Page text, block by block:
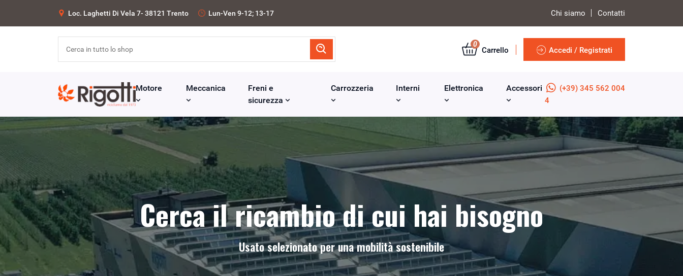
Loc. Laghetti Di Vela 7- 38121 Trento Lun-Ven 9-12; 13-17 Chi siamo Contatti
0
Carrello Accedi / Registrati
Motore Meccanica
Freni e
sicurezza
Carrozzeria Interni Elettronica Accessori
(+39) 345 562 004
4
Cerca il ricambio di cui hai bisogno
Usato selezionato per una mobilità sostenibile